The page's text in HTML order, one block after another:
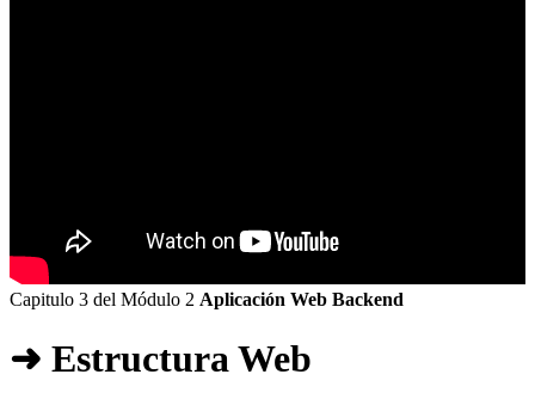
Capitulo 3 del Módulo 2 Aplicación Web Backend
➜ Estructura Web